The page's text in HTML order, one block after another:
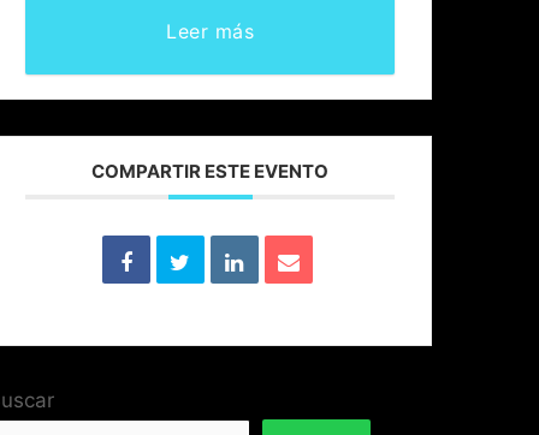
Leer más
COMPARTIR ESTE EVENTO